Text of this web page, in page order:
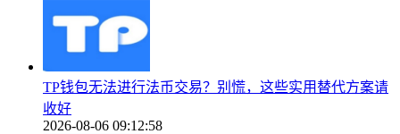
TP钱包无法进行法币交易？别慌，这些实用替代方案请
收好
2026-08-06 09:12:58